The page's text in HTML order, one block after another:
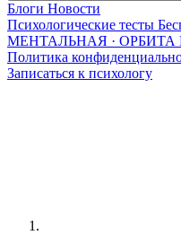
Блоги Новости
Психологические тесты
МЕНТАЛЬНАЯ · ОРБИТА
Политика
Записаться к психологу